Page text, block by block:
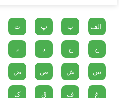
الف ب پ ت
ح خ د ذ
س ش ص ض
غ ف ق ک